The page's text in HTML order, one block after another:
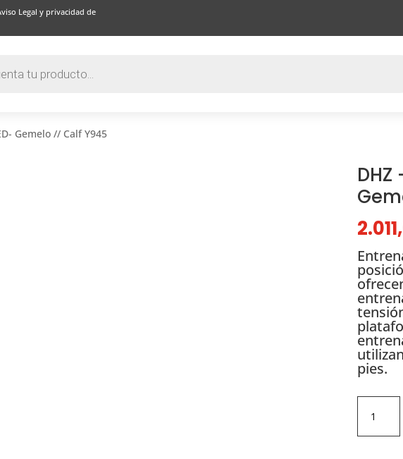
Legal y privacidad de
Gemelo // Calf Y945
DHZ
pies.
PLATE